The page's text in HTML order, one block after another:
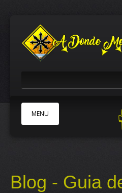
MENU
PATROCINADORES
Blog - Guia